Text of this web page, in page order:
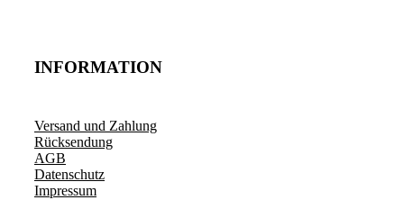
INFORMATION
Versand und Zahlung
Rücksendung
AGB
Datenschutz
Impressum